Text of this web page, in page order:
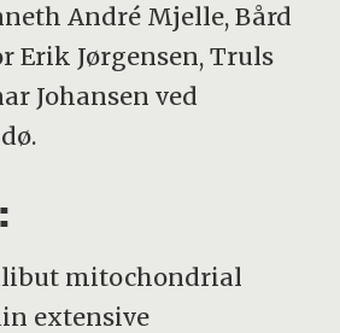
André Mjelle, Bård
Erik Jørgensen, Truls
Johansen ved
mitochondrial
extensive